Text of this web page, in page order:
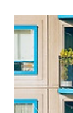
일정 기간 근무 후
위해서는 일정 기
4주 평균 기준 1
에 부합해야 퇴직
계산 시 1년이 넘
..